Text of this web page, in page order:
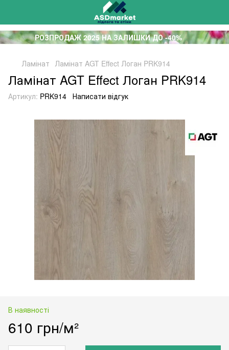
РОЗПРОДАЖ 2025 НА ЗАЛИШКИ ДО -40%
Ламінат Ламінат AGT Effect Логан PRK914
Ламінат AGT Effect Логан PRK914
Артикул: PRK914 Написати відгук
В наявності
610 грн/м²